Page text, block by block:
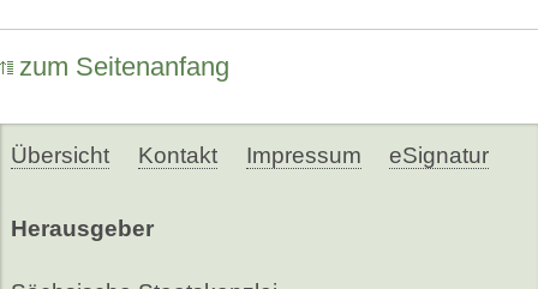
zum Seitenanfang
Übersicht Kontakt Impressum eSignatur
Herausgeber